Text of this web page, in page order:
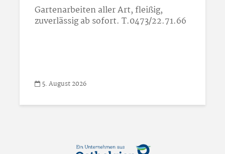
Gartenarbeiten aller Art, fleißig,
zuverlässig ab sofort. T.0473/22.71.66
5. August 2026